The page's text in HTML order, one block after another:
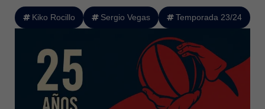
Kiko Rocillo Sergio Vegas Temporada 23/24